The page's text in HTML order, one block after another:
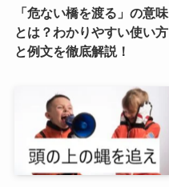
「危ない橋を渡る」の意味
とは？わかりやすい使い方
と例文を徹底解説！